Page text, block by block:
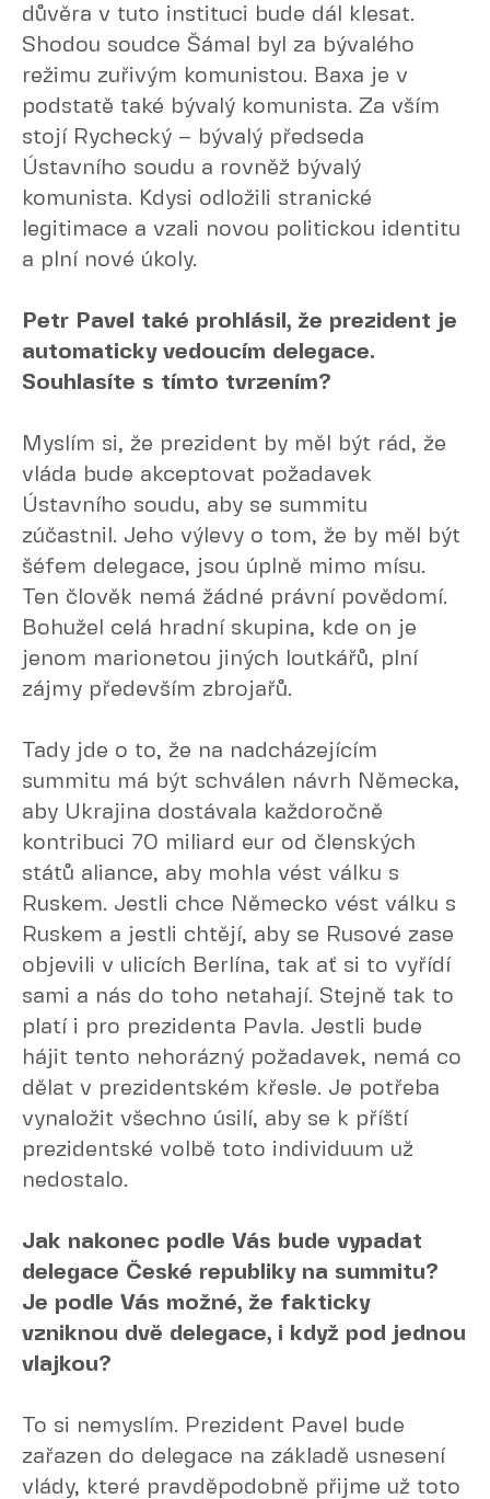
důvěra v tuto instituci bude dál klesat.
Shodou soudce Šámal byl za bývalého
režimu zuřivým komunistou. Baxa je v
podstatě také bývalý komunista. Za vším
stojí Rychecký – bývalý předseda
Ústavního soudu a rovněž bývalý
komunista. Kdysi odložili stranické
legitimace a vzali novou politickou identitu
a plní nové úkoly.
Petr Pavel také prohlásil, že prezident je
automaticky vedoucím delegace.
Souhlasíte s tímto tvrzením?
Myslím si, že prezident by měl být rád, že
vláda bude akceptovat požadavek
Ústavního soudu, aby se summitu
zúčastnil. Jeho výlevy o tom, že by měl být
šéfem delegace, jsou úplně mimo mísu.
Ten člověk nemá žádné právní povědomí.
Bohužel celá hradní skupina, kde on je
jenom marionetou jiných loutkářů, plní
zájmy především zbrojařů.
Tady jde o to, že na nadcházejícím
summitu má být schválen návrh Německa,
aby Ukrajina dostávala každoročně
kontribuci 70 miliard eur od členských
států aliance, aby mohla vést válku s
Ruskem. Jestli chce Německo vést válku s
Ruskem a jestli chtějí, aby se Rusové zase
objevili v ulicích Berlína, tak ať si to vyřídí
sami a nás do toho netahají. Stejně tak to
platí i pro prezidenta Pavla. Jestli bude
hájit tento nehorázný požadavek, nemá co
dělat v prezidentském křesle. Je potřeba
vynaložit všechno úsilí, aby se k příští
prezidentské volbě toto individuum už
nedostalo.
Jak nakonec podle Vás bude vypadat
delegace České republiky na summitu?
Je podle Vás možné, že fakticky
vzniknou dvě delegace, i když pod jednou
vlajkou?
To si nemyslím. Prezident Pavel bude
zařazen do delegace na základě usnesení
vlády, které pravděpodobně přijme už toto